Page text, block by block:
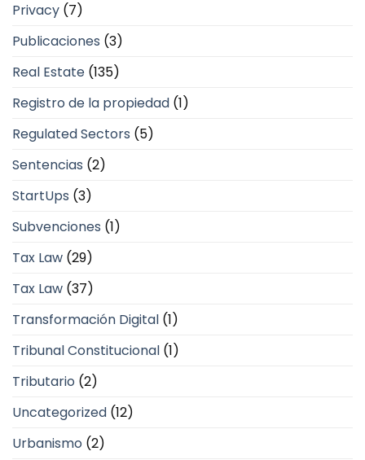
Privacy (7)
Publicaciones (3)
Real Estate (135)
Registro de la propiedad (1)
Regulated Sectors (5)
Sentencias (2)
StartUps (3)
Subvenciones (1)
Tax Law (29)
Tax Law (37)
Transformación Digital (1)
Tribunal Constitucional (1)
Tributario (2)
Uncategorized (12)
Urbanismo (2)